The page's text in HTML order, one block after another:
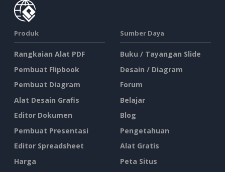
Produk
Rangkaian Alat PDF
Pembuat Flipbook
Pembuat Diagram
Alat Desain Grafis
Editor Dokumen
Pembuat Presentasi
Editor Spreadsheet
Harga
Sumber Daya
Buku / Tayangan Slide
Desain / Diagram
Forum
Belajar
Blog
Pengetahuan
Alat Gratis
Peta Situs